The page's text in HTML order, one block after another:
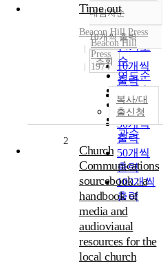
정확도
순
인기도
순
연도순
제목순
저자순
발행기
관순
내림차순
내림차순
10개씩 출력
10개씩
출력
20개씩
출력
30개씩
출력
50개씩
출력
100개씩
출력
조회
Time out
Beacon Hill Press
Beacon Hill
Press
1974
복사/대
출신청
2
Church
Communications
sourcebook : a
handbook of
media and
audioviaual
resources for the
local church